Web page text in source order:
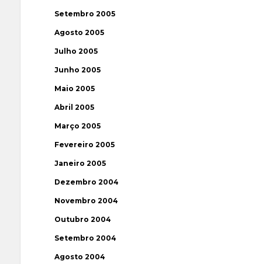
Setembro 2005
Agosto 2005
Julho 2005
Junho 2005
Maio 2005
Abril 2005
Março 2005
Fevereiro 2005
Janeiro 2005
Dezembro 2004
Novembro 2004
Outubro 2004
Setembro 2004
Agosto 2004